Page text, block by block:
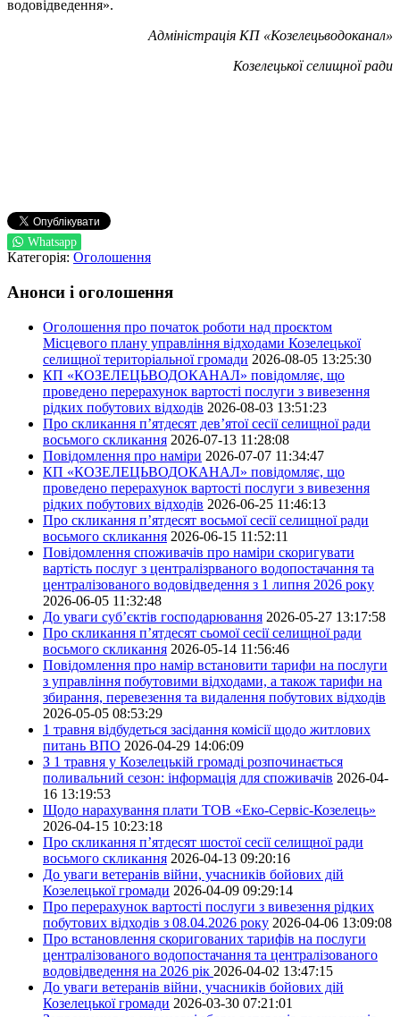
водовідведення».
Адміністрація КП «Козелецьводоканал»
Козелецької селищної ради
Whatsapp
Категорія: Оголошення
Анонси і оголошення
Оголошення про початок роботи над проєктом
Місцевого плану управління відходами Козелецької
селищної територіальної громади 2026-08-05 13:25:30
КП «КОЗЕЛЕЦЬВОДОКАНАЛ» повідомляє, що
проведено перерахунок вартості послуги з вивезення
рідких побутових відходів 2026-08-03 13:51:23
Про скликання п’ятдесят дев’ятої сесії селищної ради
восьмого скликання 2026-07-13 11:28:08
Повідомлення про наміри 2026-07-07 11:34:47
КП «КОЗЕЛЕЦЬВОДОКАНАЛ» повідомляє, що
проведено перерахунок вартості послуги з вивезення
рідких побутових відходів 2026-06-25 11:46:13
Про скликання п’ятдесят восьмої сесії селищної ради
восьмого скликання 2026-06-15 11:52:11
Повідомлення споживачів про наміри скоригувати
вартість послуг з централізрваного водопостачання та
централізованого водовідведення з 1 липня 2026 року
2026-06-05 11:32:48
До уваги суб’єктів господарювання 2026-05-27 13:17:58
Про скликання п’ятдесят сьомої сесії селищної ради
восьмого скликання 2026-05-14 11:56:46
Повідомлення про намір встановити тарифи на послуги
з управління побутовими відходами, а також тарифи на
збирання, перевезення та видалення побутових відходів
2026-05-05 08:53:29
1 травня відбудеться засідання комісії щодо житлових
питань ВПО 2026-04-29 14:06:09
З 1 травня у Козелецькій громаді розпочинається
поливальний сезон: інформація для споживачів 2026-04-
16 13:19:53
Щодо нарахування плати ТОВ «Еко-Сервіс-Козелець»
2026-04-15 10:23:18
Про скликання п’ятдесят шостої сесії селищної ради
восьмого скликання 2026-04-13 09:20:16
До уваги ветеранів війни, учасників бойових дій
Козелецької громади 2026-04-09 09:29:14
Про перерахунок вартості послуги з вивезення рідких
побутових відходів з 08.04.2026 року 2026-04-06 13:09:08
Про встановлення скоригованих тарифів на послуги
централізованого водопостачання та централізованого
водовідведення на 2026 рік 2026-04-02 13:47:15
До уваги ветеранів війни, учасників бойових дій
Козелецької громади 2026-03-30 07:21:01